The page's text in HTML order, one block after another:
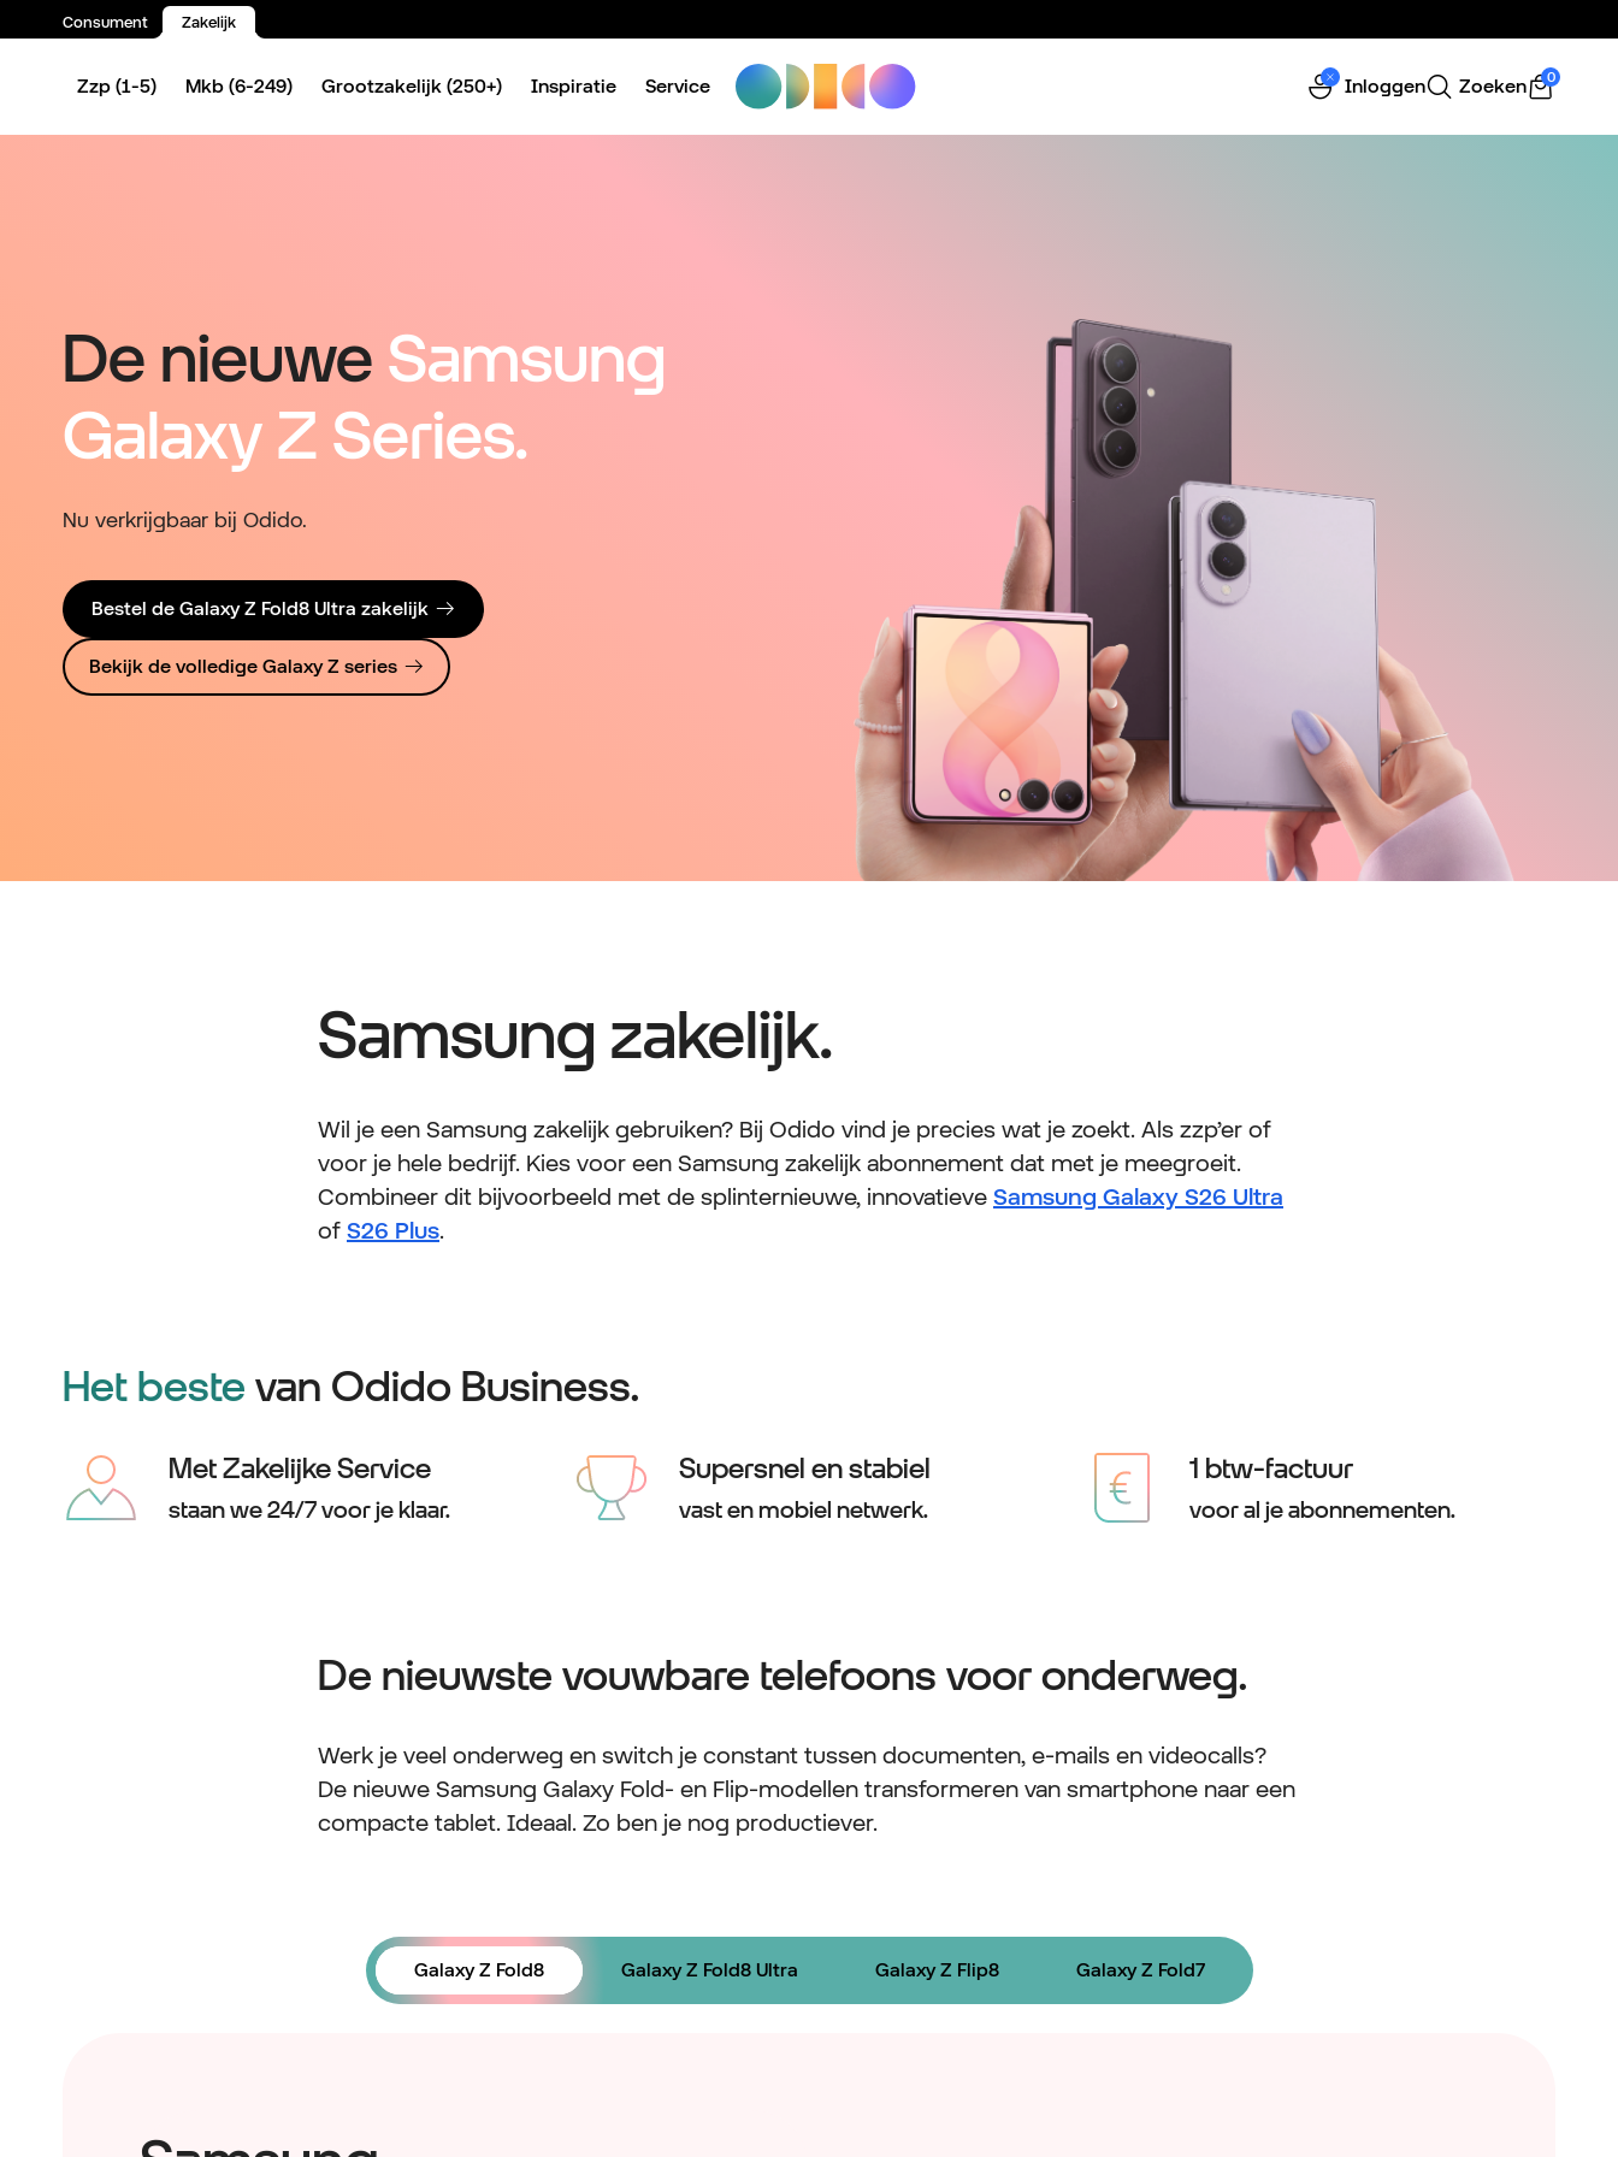
Consument Zakelijk
Zzp (1-5) Mkb (6-249) Grootzakelijk (250+) Inspiratie Service Inloggen Zoeken 0
De nieuwe Samsung
Galaxy Z Series.
Nu verkrijgbaar bij Odido.
Bestel de Galaxy Z Fold8 Ultra zakelijk
Bekijk de volledige Galaxy Z series
Samsung zakelijk.
Wil je een Samsung zakelijk gebruiken? Bij Odido vind je precies wat je zoekt. Als zzp’er of
voor je hele bedrijf. Kies voor een Samsung zakelijk abonnement dat met je meegroeit.
Combineer dit bijvoorbeeld met de splinternieuwe, innovatieve Samsung Galaxy S26 Ultra
of S26 Plus.
Het beste van Odido Business.
Met Zakelijke Service
staan we 24/7 voor je klaar.
Supersnel en stabiel
vast en mobiel netwerk.
1 btw-factuur
voor al je abonnementen.
De nieuwste vouwbare telefoons voor onderweg.
Werk je veel onderweg en switch je constant tussen documenten, e-mails en videocalls?
De nieuwe Samsung Galaxy Fold- en Flip-modellen transformeren van smartphone naar een
compacte tablet. Ideaal. Zo ben je nog productiever.
Galaxy Z Fold8 Galaxy Z Fold8 Ultra Galaxy Z Flip8 Galaxy Z Fold7